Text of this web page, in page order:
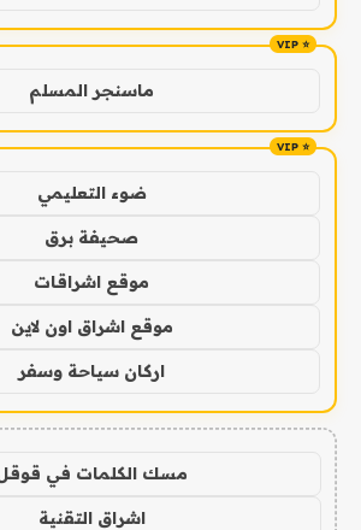
ماسنجر المسلم
ضوء التعليمي
صحيفة برق
موقع اشراقات
موقع اشراق اون لاين
اركان سياحة وسفر
مسك الكلمات في
اشراق التقنية